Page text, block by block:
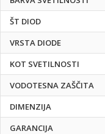
ŠT DIOD
VRSTA DIODE
KOT SVETILNOSTI
VODOTESNA ZAŠČITA
DIMENZIJA
GARANCIJA